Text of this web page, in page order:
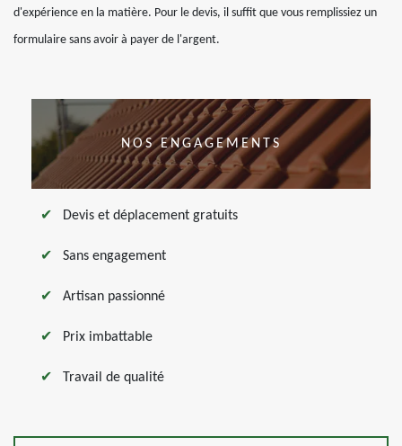
d'expérience en la matière. Pour le devis, il suffit que vous remplissiez un
formulaire sans avoir à payer de l'argent.
NOS ENGAGEMENTS
Devis et déplacement gratuits
Sans engagement
Artisan passionné
Prix imbattable
Travail de qualité